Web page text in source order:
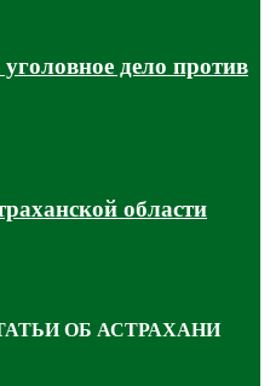
дело против
области
ОБ АСТРАХАНИ